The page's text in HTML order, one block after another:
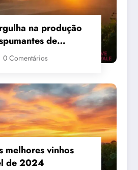
MAIS VENDIDO #4
na produção
de
0 Comentários
melhores vinhos
de 2024